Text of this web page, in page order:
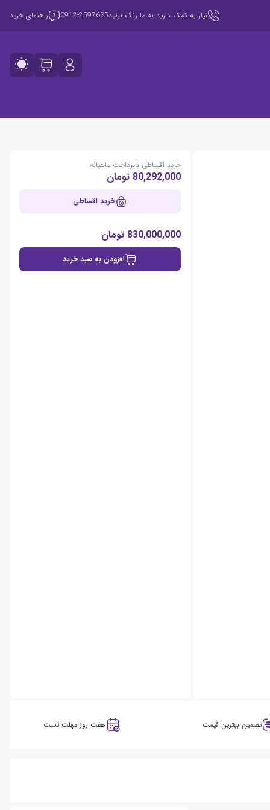
0912-2597635نیاز به کمک دارید به ما زنگ بزنید راهنمای خرید
خرید اقساطی باپرداخت ماهیانه
80,292,000 تومان
خرید اقساطی
830,000,000 تومان
افزودن به سبد خرید
تضمین بهترین قیمت هفت روز مهلت تست